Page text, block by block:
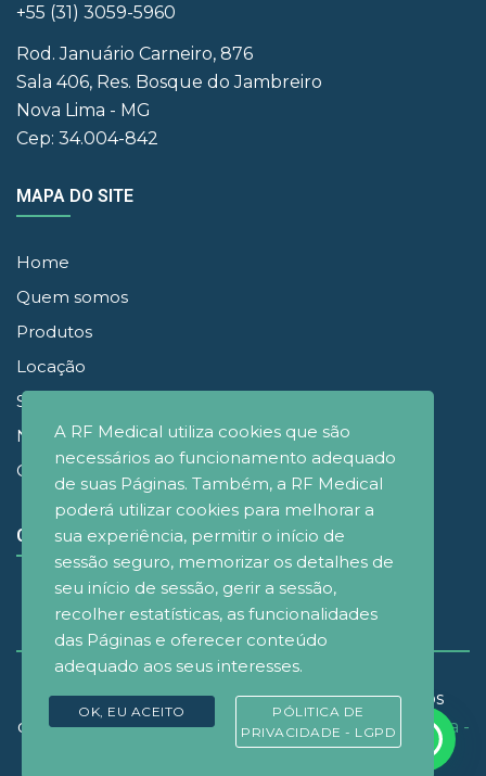
+55 (31) 3059-5960
Rod. Januário Carneiro, 876
Sala 406, Res. Bosque do Jambreiro
Nova Lima - MG
Cep: 34.004-842
MAPA DO SITE
Home
Quem somos
Produtos
Locação
Simuladores
Noticias
Contato
CONECTE-SE
© Copyrignt 2021 - RF Medical Brasil - Todos os
direitos reservados. Desenvolvido por
D&M Agência -
Design e Marketing.
A RF Medical utiliza cookies que são
necessários ao funcionamento adequado
de suas Páginas. Também, a RF Medical
poderá utilizar cookies para melhorar a
sua experiência, permitir o início de
sessão seguro, memorizar os detalhes de
seu início de sessão, gerir a sessão,
recolher estatísticas, as funcionalidades
das Páginas e oferecer conteúdo
adequado aos seus interesses.
OK, EU ACEITO
PÓLITICA DE
PRIVACIDADE - LGPD